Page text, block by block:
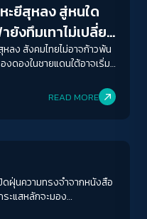
ยีสุหลง สู่หนใด
งทึมเทาไม่เปลี่ยน
ลง สังคมไทยไม่อาจก้าวพ้น
ดองในชายแดนใต้อาจเริ่ม
READ MORE
ดฝุ่นความทรงจำจากหนังสือ
ะแสหลักจะมอง